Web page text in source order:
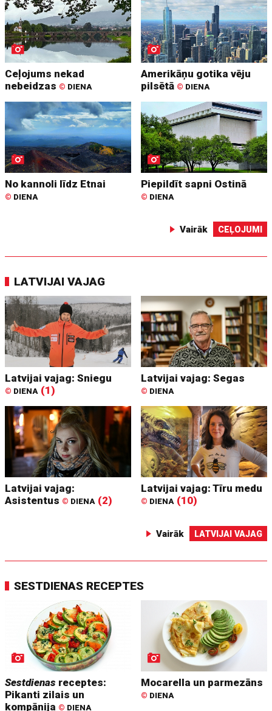
Ceļojums nekad
nebeidzas © DIENA
Amerikāņu gotika vēju
pilsētā © DIENA
No kannoli līdz Etnai
© DIENA
Piepildīt sapni Ostinā
© DIENA
Vairāk CEĻOJUMI
LATVIJAI VAJAG
Latvijai vajag: Sniegu
© DIENA (1)
Latvijai vajag: Segas
© DIENA
Latvijai vajag:
Asistentus © DIENA (2)
Latvijai vajag: Tīru medu
© DIENA (10)
Vairāk LATVIJAI VAJAG
SESTDIENAS RECEPTES
Sestdienas receptes:
Pikanti zilais un
kompānija © DIENA
Mocarella un parmezāns
© DIENA